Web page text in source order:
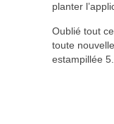
planter
Oublié tout
toute
estampillée